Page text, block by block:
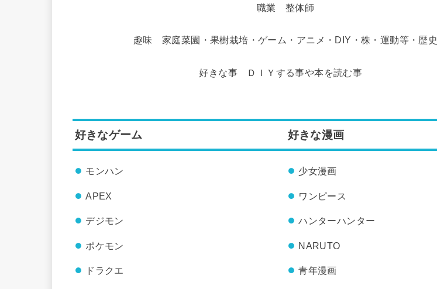
職業 整体師
趣味 家庭菜園・果樹栽培・ゲーム・アニメ・DIY・株・運動等・歴史
好きな事 ＤＩＹする事や本を読む事
好きなゲーム
モンハン
APEX
デジモン
ポケモン
ドラクエ
好きな漫画
少女漫画
ワンピース
ハンターハンター
NARUTO
青年漫画